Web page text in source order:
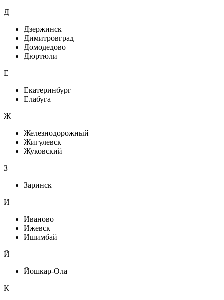
Д
Дзержинск
Димитровград
Домодедово
Дюртюли
Е
Екатеринбург
Елабуга
Ж
Железнодорожный
Жигулевск
Жуковский
З
Заринск
И
Иваново
Ижевск
Ишимбай
Й
Йошкар-Ола
К